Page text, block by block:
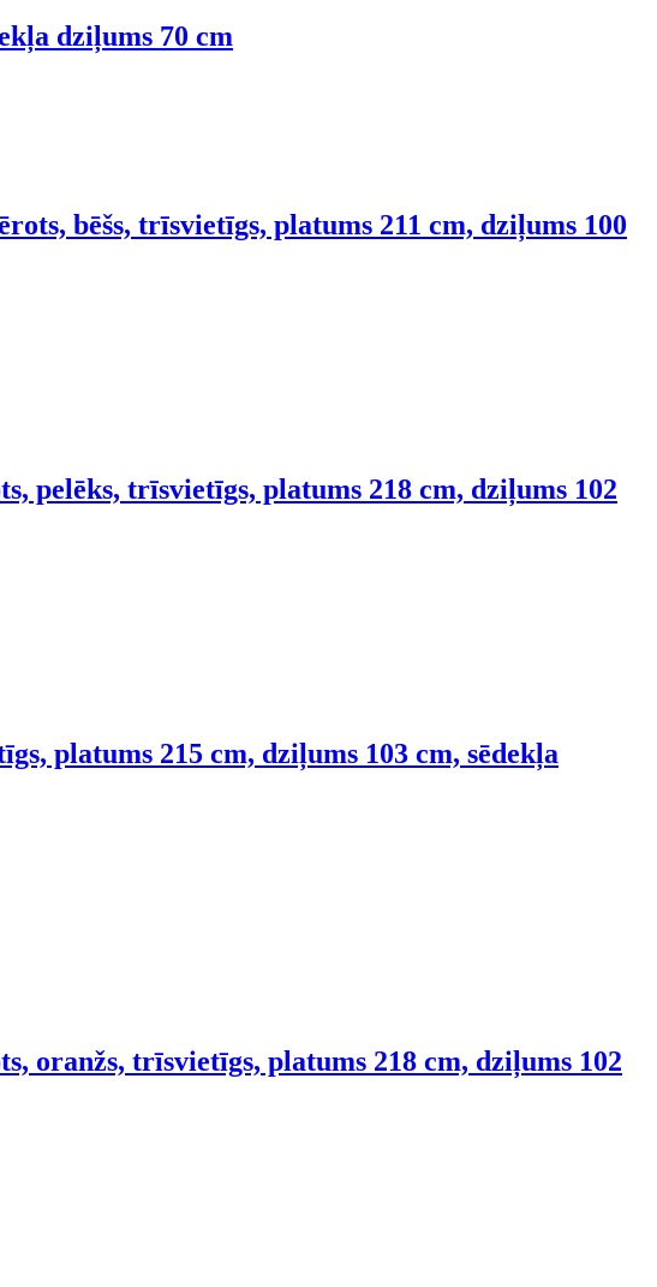
dziļums 70 cm
bēšs, trīsvietīgs, platums 211 cm, dziļums 100
pelēks, trīsvietīgs, platums 218 cm, dziļums 102
platums 215 cm, dziļums 103 cm, sēdekļa
oranžs, trīsvietīgs, platums 218 cm, dziļums 102